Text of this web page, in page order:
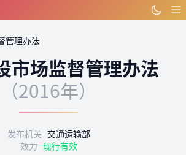
管理办法
市场监督管理办法
（2016年）
发布机关 交通运输部
效力 现行有效